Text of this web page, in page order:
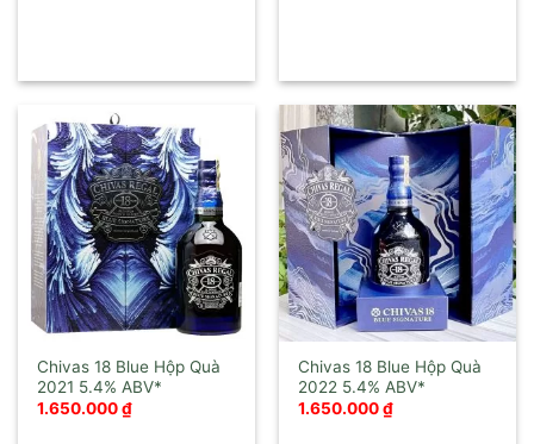
Chivas 18 Blue Hộp Quà
2021
1.650.000₫
Chivas 18 Blue Hộp Quà
2022
1.650.000₫